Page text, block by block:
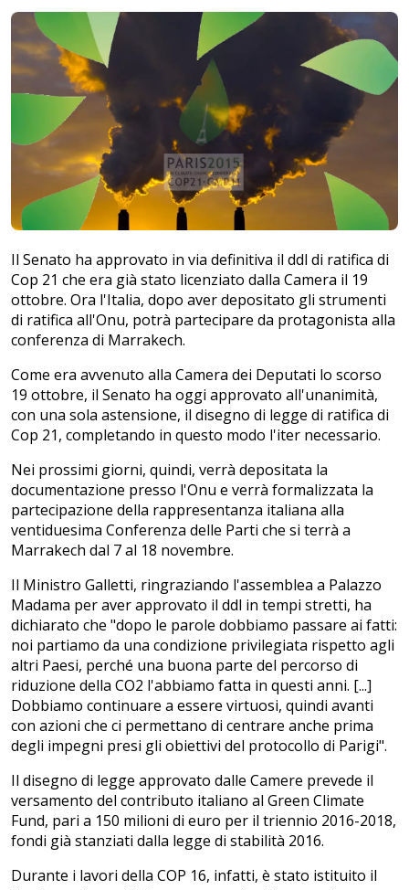
Il Senato ha approvato in via definitiva il ddl di ratifica di
Cop 21 che era già stato licenziato dalla Camera il 19
ottobre. Ora l'Italia, dopo aver depositato gli strumenti
di ratifica all'Onu, potrà partecipare da protagonista alla
conferenza di Marrakech.
Come era avvenuto alla Camera dei Deputati lo scorso
19 ottobre, il Senato ha oggi approvato all'unanimità,
con una sola astensione, il disegno di legge di ratifica di
Cop 21, completando in questo modo l'iter necessario.
Nei prossimi giorni, quindi, verrà depositata la
documentazione presso l'Onu e verrà formalizzata la
partecipazione della rappresentanza italiana alla
ventiduesima Conferenza delle Parti che si terrà a
Marrakech dal 7 al 18 novembre.
Il Ministro Galletti, ringraziando l'assemblea a Palazzo
Madama per aver approvato il ddl in tempi stretti, ha
dichiarato che "dopo le parole dobbiamo passare ai fatti:
noi partiamo da una condizione privilegiata rispetto agli
altri Paesi, perché una buona parte del percorso di
riduzione della CO2 l'abbiamo fatta in questi anni. [...]
Dobbiamo continuare a essere virtuosi, quindi avanti
con azioni che ci permettano di centrare anche prima
degli impegni presi gli obiettivi del protocollo di Parigi".
Il disegno di legge approvato dalle Camere prevede il
versamento del contributo italiano al Green Climate
Fund, pari a 150 milioni di euro per il triennio 2016-2018,
fondi già stanziati dalla legge di stabilità 2016.
Durante i lavori della COP 16, infatti, è stato istituito il